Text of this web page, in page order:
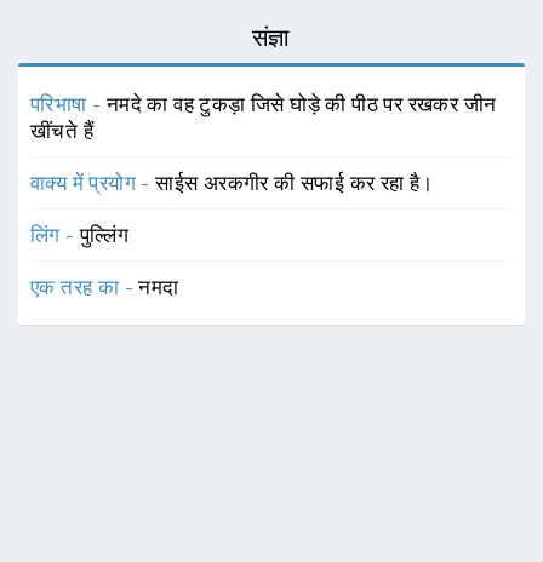
संज्ञा
परिभाषा -नमदे का वह टुकड़ा जिसे घोड़े की पीठ पर रखकर जीन
खींचते हैं
वाक्य में प्रयोग -साईस अरकगीर की सफाई कर रहा है।
लिंग -पुल्लिंग
एक तरह का -नमदा